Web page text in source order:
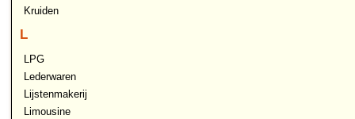
Kruiden
L
LPG
Lederwaren
Lijstenmakerij
Limousine